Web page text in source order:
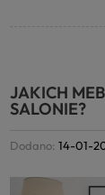
JAKICH
SALONIE?
Dodano:14-01-